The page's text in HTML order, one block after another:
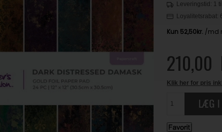
Leveringstid: 1
Loyalitetsrabat:
210,00
Klik her for pris